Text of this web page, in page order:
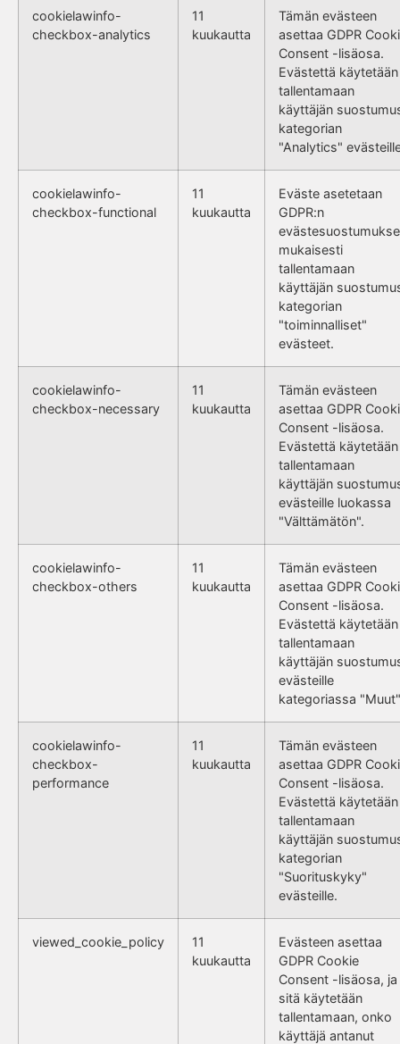
cookielawinfo-
checkbox-analytics
11
kuukautta
Tämän evästeen
asettaa GDPR
Consent -lisäosa.
Evästettä käytetään
tallentamaan
käyttäjän
kategorian
"Analytics"
cookielawinfo-
checkbox-functional
11
kuukautta
Eväste asetetaan
GDPR:n
mukaisesti
tallentamaan
käyttäjän
kategorian
"toiminnalliset"
evästeet.
cookielawinfo-
checkbox-necessary
11
kuukautta
Tämän evästeen
asettaa GDPR
Consent -lisäosa.
Evästettä käytetään
tallentamaan
käyttäjän
evästeille luokassa
"Välttämätön".
cookielawinfo-
checkbox-others
11
kuukautta
Tämän evästeen
asettaa GDPR
Consent -lisäosa.
Evästettä käytetään
tallentamaan
käyttäjän
evästeille
kategoriassa
cookielawinfo-
checkbox-
performance
11
kuukautta
Tämän evästeen
asettaa GDPR
Consent -lisäosa.
Evästettä käytetään
tallentamaan
käyttäjän
kategorian
"Suorituskyky"
evästeille.
viewed_cookie_policy
11
kuukautta
Evästeen asettaa
GDPR Cookie
Consent -lisäosa, ja
sitä käytetään
tallentamaan, onko
käyttäjä antanut